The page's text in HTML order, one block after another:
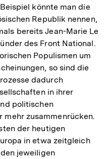
könnte man die
Republik nennen,
bereits Jean-Marie Le
des Front National.
Populismen um
so sind die
dadurch
in ihrer
politischen
zusammenrücken.
der heutigen
in etwa zeitgleich
jeweiligen